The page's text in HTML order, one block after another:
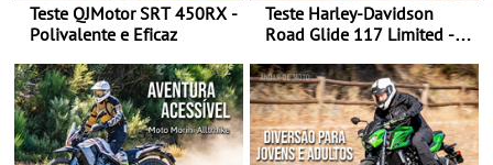
Teste QJMotor SRT 450RX -
Polivalente e Eficaz
Teste Harley-Davidson
Road Glide 117 Limited - A